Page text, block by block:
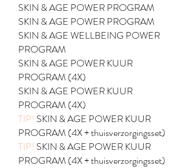
SKIN & AGE POWER PROGRAM
SKIN & AGE POWER PROGRAM
SKIN & AGE WELLBEING POWER
PROGRAM
SKIN & AGE POWER KUUR
PROGRAM (4X)
SKIN & AGE POWER KUUR
PROGRAM (4X)
TIP! SKIN & AGE POWER KUUR
PROGRAM (4X + thuisverzorgingsset)
TIP! SKIN & AGE POWER KUUR
PROGRAM (4X + thuisverzorgingsset)